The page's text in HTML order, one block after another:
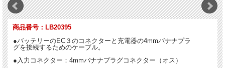
商品番号：LB20395
●バッテリーのEC３のコネクターと充電器の4mmバナナプラ
グを接続するためのケーブル。
●入力コネクター：4mmバナナプラグコネクター（オス）